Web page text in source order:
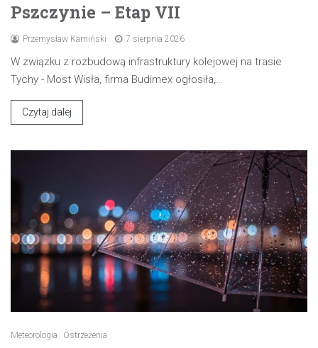
Pszczynie – Etap VII
Przemysław Kamiński 7 sierpnia 2026
W związku z rozbudową infrastruktury kolejowej na trasie
Tychy - Most Wisła, firma Budimex ogłosiła,…
Czytaj dalej
Meteorologia Ostrzeżenia